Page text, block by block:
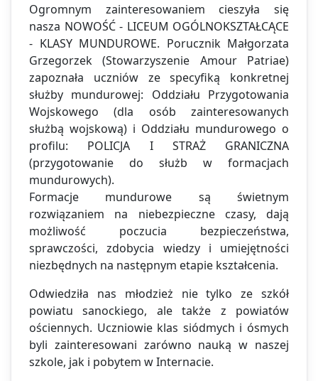
Ogromnym zainteresowaniem cieszyła się
nasza NOWOŚĆ - LICEUM OGÓLNOKSZTAŁCĄCE
- KLASY MUNDUROWE. Porucznik Małgorzata
Grzegorzek (Stowarzyszenie Amour Patriae)
zapoznała uczniów ze specyfiką konkretnej
służby mundurowej: Oddziału Przygotowania
Wojskowego (dla osób zainteresowanych
służbą wojskową) i Oddziału mundurowego o
profilu: POLICJA I STRAŻ GRANICZNA
(przygotowanie do służb w formacjach
mundurowych).
Formacje mundurowe są świetnym
rozwiązaniem na niebezpieczne czasy, dają
możliwość poczucia bezpieczeństwa,
sprawczości, zdobycia wiedzy i umiejętności
niezbędnych na następnym etapie kształcenia.
Odwiedziła nas młodzież nie tylko ze szkół
powiatu sanockiego, ale także z powiatów
ościennych. Uczniowie klas siódmych i ósmych
byli zainteresowani zarówno nauką w naszej
szkole, jak i pobytem w Internacie.